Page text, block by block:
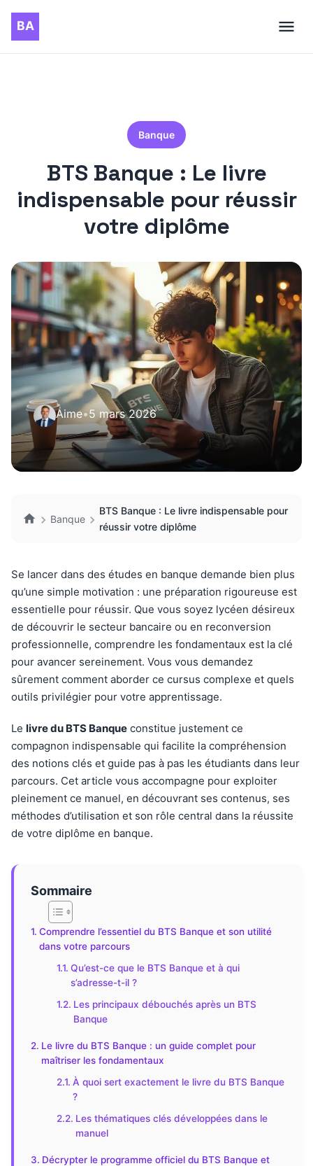
Banque
BTS Banque : Le livre
indispensable pour réussir
votre diplôme
Aime•5 mars 2026
Banque
BTS Banque : Le livre indispensable pour
réussir votre diplôme
Se lancer dans des études en banque demande bien plus
qu’une simple motivation : une préparation rigoureuse est
essentielle pour réussir. Que vous soyez lycéen désireux
de découvrir le secteur bancaire ou en reconversion
professionnelle, comprendre les fondamentaux est la clé
pour avancer sereinement. Vous vous demandez
sûrement comment aborder ce cursus complexe et quels
outils privilégier pour votre apprentissage.
Le livre du BTS Banque constitue justement ce
compagnon indispensable qui facilite la compréhension
des notions clés et guide pas à pas les étudiants dans leur
parcours. Cet article vous accompagne pour exploiter
pleinement ce manuel, en découvrant ses contenus, ses
méthodes d’utilisation et son rôle central dans la réussite
de votre diplôme en banque.
Sommaire
Comprendre l’essentiel du BTS Banque et son utilité
dans votre parcours
Qu’est-ce que le BTS Banque et à qui
s’adresse-t-il ?
Les principaux débouchés après un BTS
Banque
Le livre du BTS Banque : un guide complet pour
maîtriser les fondamentaux
À quoi sert exactement le livre du BTS Banque
?
Les thématiques clés développées dans le
manuel
Décrypter le programme officiel du BTS Banque et